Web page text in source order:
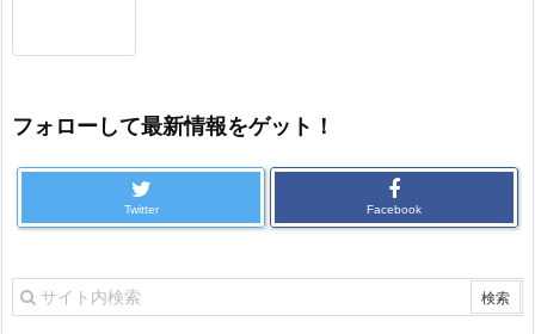
フォローして最新情報をゲット！
Twitter Facebook